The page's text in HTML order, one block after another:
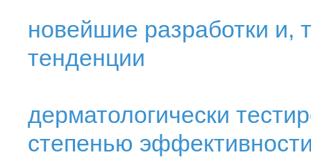
новейшие разработки и,
тенденции
дерматологически
степенью